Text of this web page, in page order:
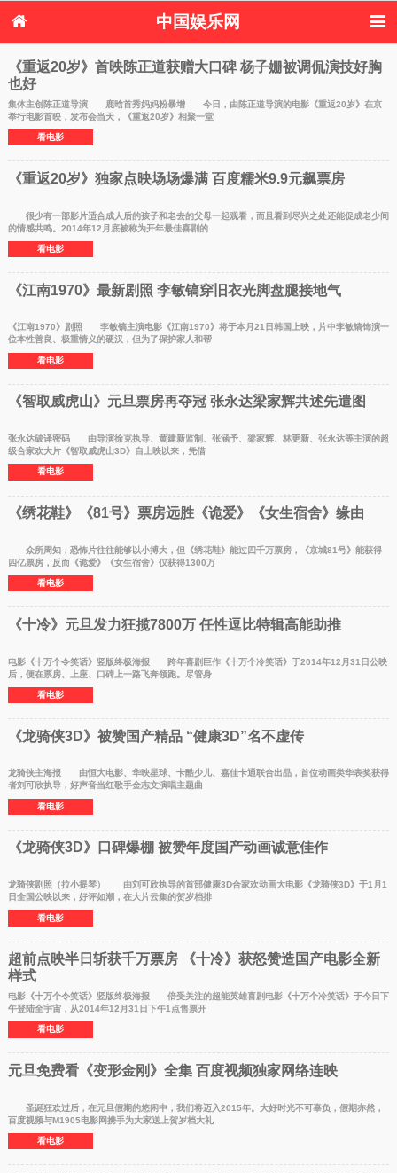
中国娱乐网
首页 新闻 女性
看电影
电视剧
热周边
《重返20岁》首映陈正道获赠大口碑 杨子姗被调侃演技好胸
也好
集体主创陈正道导演 鹿晗首秀妈妈粉暴增 今日，由陈正道导演的电影《重返20岁》在京
举行电影首映，发布会当天，《重返20岁》相聚一堂
看电影
《重返20岁》独家点映场场爆满 百度糯米9.9元飙票房
很少有一部影片适合成人后的孩子和老去的父母一起观看，而且看到尽兴之处还能促成老少间
的情感共鸣。2014年12月底被称为开年最佳喜剧的
看电影
《江南1970》最新剧照 李敏镐穿旧衣光脚盘腿接地气
《江南1970》剧照 李敏镐主演电影《江南1970》将于本月21日韩国上映，片中李敏镐饰演一
位本性善良、极重情义的硬汉，但为了保护家人和帮
看电影
《智取威虎山》元旦票房再夺冠 张永达梁家辉共述先遣图
张永达破译密码 由导演徐克执导、黄建新监制、张涵予、梁家辉、林更新、张永达等主演的超
级合家欢大片《智取威虎山3D》自上映以来，凭借
看电影
《绣花鞋》《81号》票房远胜《诡爱》《女生宿舍》缘由
众所周知，恐怖片往往能够以小搏大，但《绣花鞋》能过四千万票房，《京城81号》能获得
四亿票房，反而《诡爱》《女生宿舍》仅获得1300万
看电影
《十冷》元旦发力狂揽7800万 任性逗比特辑高能助推
电影《十万个令笑话》竖版终极海报 跨年喜剧巨作《十万个冷笑话》于2014年12月31日公映
后，便在票房、上座、口碑上一路飞奔领跑。尽管身
看电影
《龙骑侠3D》被赞国产精品 “健康3D”名不虚传
龙骑侠主海报 由恒大电影、华映星球、卡酷少儿、嘉佳卡通联合出品，首位动画类华表奖获得
者刘可欣执导，好声音当红歌手金志文演唱主题曲
看电影
《龙骑侠3D》口碑爆棚 被赞年度国产动画诚意佳作
龙骑侠剧照（拉小提琴） 由刘可欣执导的首部健康3D合家欢动画大电影《龙骑侠3D》于1月1
日全国公映以来，好评如潮，在大片云集的贺岁档排
看电影
超前点映半日斩获千万票房 《十冷》获怒赞造国产电影全新
样式
电影《十万个令笑话》竖版终极海报 倍受关注的超能英雄喜剧电影《十万个冷笑话》于今日下
午登陆全宇宙，从2014年12月31日下午1点售票开
看电影
元旦免费看《变形金刚》全集 百度视频独家网络连映
圣诞狂欢过后，在元旦假期的悠闲中，我们将迈入2015年。大好时光不可辜负，假期亦然，
百度视频与M1905电影网携手为大家送上贺岁档大礼
看电影